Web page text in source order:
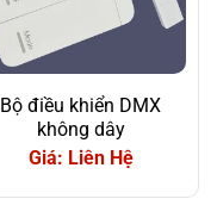
Bộ điều khiển DMX
không dây
Giá: Liên Hệ